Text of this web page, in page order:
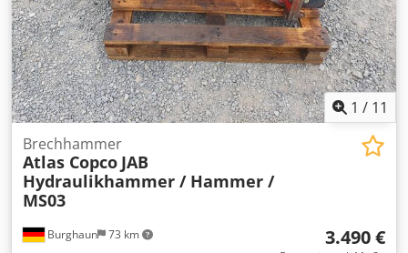
1 / 11
Burghaun 73 km
Brechhammer
Atlas Copco JAB
Hydraulikhammer / Hammer /
MS03
3.490 €